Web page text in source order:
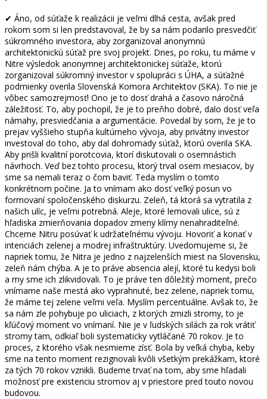
✔ Áno, od súťaže k realizácii je veľmi dlhá cesta, avšak pred
rokom som si len predstavoval, že by sa nám podarilo presvedčiť
súkromného investora, aby zorganizoval anonymnú
architektonickú súťaž pre svoj projekt. Dnes, po roku, tu máme v
Nitre výsledok anonymnej architektonickej súťaže, ktorú
zorganizoval súkromný investor v spolupráci s ÚHA, a súťažné
podmienky overila Slovenská Komora Architektov (SKA). To nie je
vôbec samozrejmosť! Ono je to dosť drahá a časovo náročná
záležitosť. To, aby pochopil, že je to preňho dobré, dalo dosť veľa
námahy, presviedčania a argumentácie. Povedal by som, že je to
prejav vyššieho stupňa kultúrneho vývoja, aby privátny investor
investoval do toho, aby dal dohromady súťaž, ktorú overila SKA.
Aby prišli kvalitní porotcovia, ktorí diskutovali o osemnástich
návrhoch. Veď bez tohto procesu, ktorý trval osem mesiacov, by
sme sa nemali teraz o čom baviť. Teda myslím o tomto
konkrétnom počine. Ja to vnímam ako dosť veľký posun vo
formovaní spoločenského diskurzu. Zeleň, tá ktorá sa vytratila z
našich ulíc, je veľmi potrebná. Aleje, ktoré lemovali ulice, sú z
hľadiska zmierňovania dopadov zmeny klímy nenahraditeľné.
Chceme Nitru posúvať k udržateľnému vývoju. Hovoriť a konať v
intenciách zelenej a modrej infraštruktúry. Uvedomujeme si, že
napriek tomu, že Nitra je jedno z najzelenších miest na Slovensku,
zeleň nám chýba. A je to práve absencia alejí, ktoré tu kedysi boli
a my sme ich zlikvidovali. To je práve ten dôležitý moment, prečo
vnímame naše mestá ako vyprahnuté, bez zelene, napriek tomu,
že máme tej zelene veľmi veľa. Myslím percentuálne. Avšak to, že
sa nám zle pohybuje po uliciach, z ktorých zmizli stromy, to je
kľúčový moment vo vnímaní. Nie je v ľudských silách za rok vrátiť
stromy tam, odkiaľ boli systematicky vytláčané 70 rokov. Je to
proces, z ktorého však nesmieme zísť. Bola by veľká chyba, keby
sme na tento moment rezignovali kvôli všetkým prekážkam, ktoré
za tých 70 rokov vznikli. Budeme trvať na tom, aby sme hľadali
možnosť pre existenciu stromov aj v priestore pred touto novou
budovou.